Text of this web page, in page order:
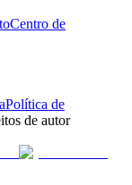
Centro de
Política de
de autor